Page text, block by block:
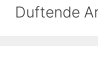
Duftende